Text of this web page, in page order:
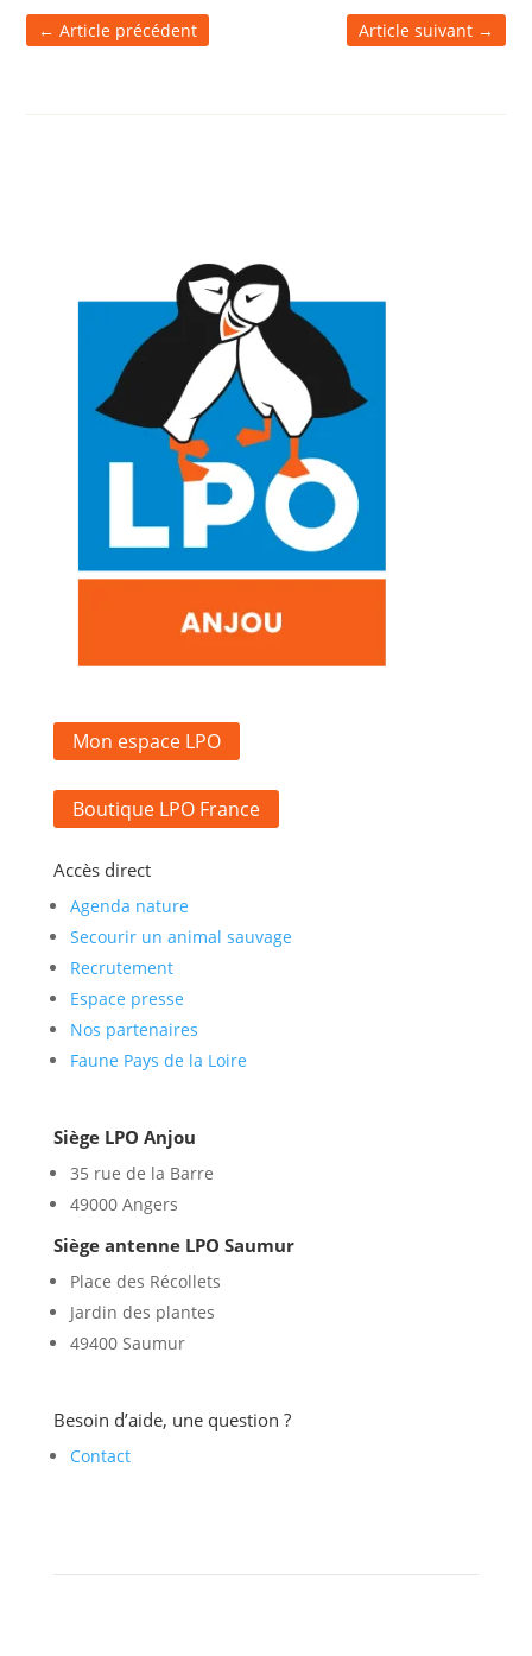
←Article précédent Article suivant→
Mon espace LPO
Boutique LPO France
Accès direct
Agenda nature
Secourir un animal sauvage
Recrutement
Espace presse
Nos partenaires
Faune Pays de la Loire
Siège LPO Anjou
35 rue de la Barre
49000 Angers
Siège antenne LPO Saumur
Place des Récollets
Jardin des plantes
49400 Saumur
Besoin d’aide, une question ?
Contact